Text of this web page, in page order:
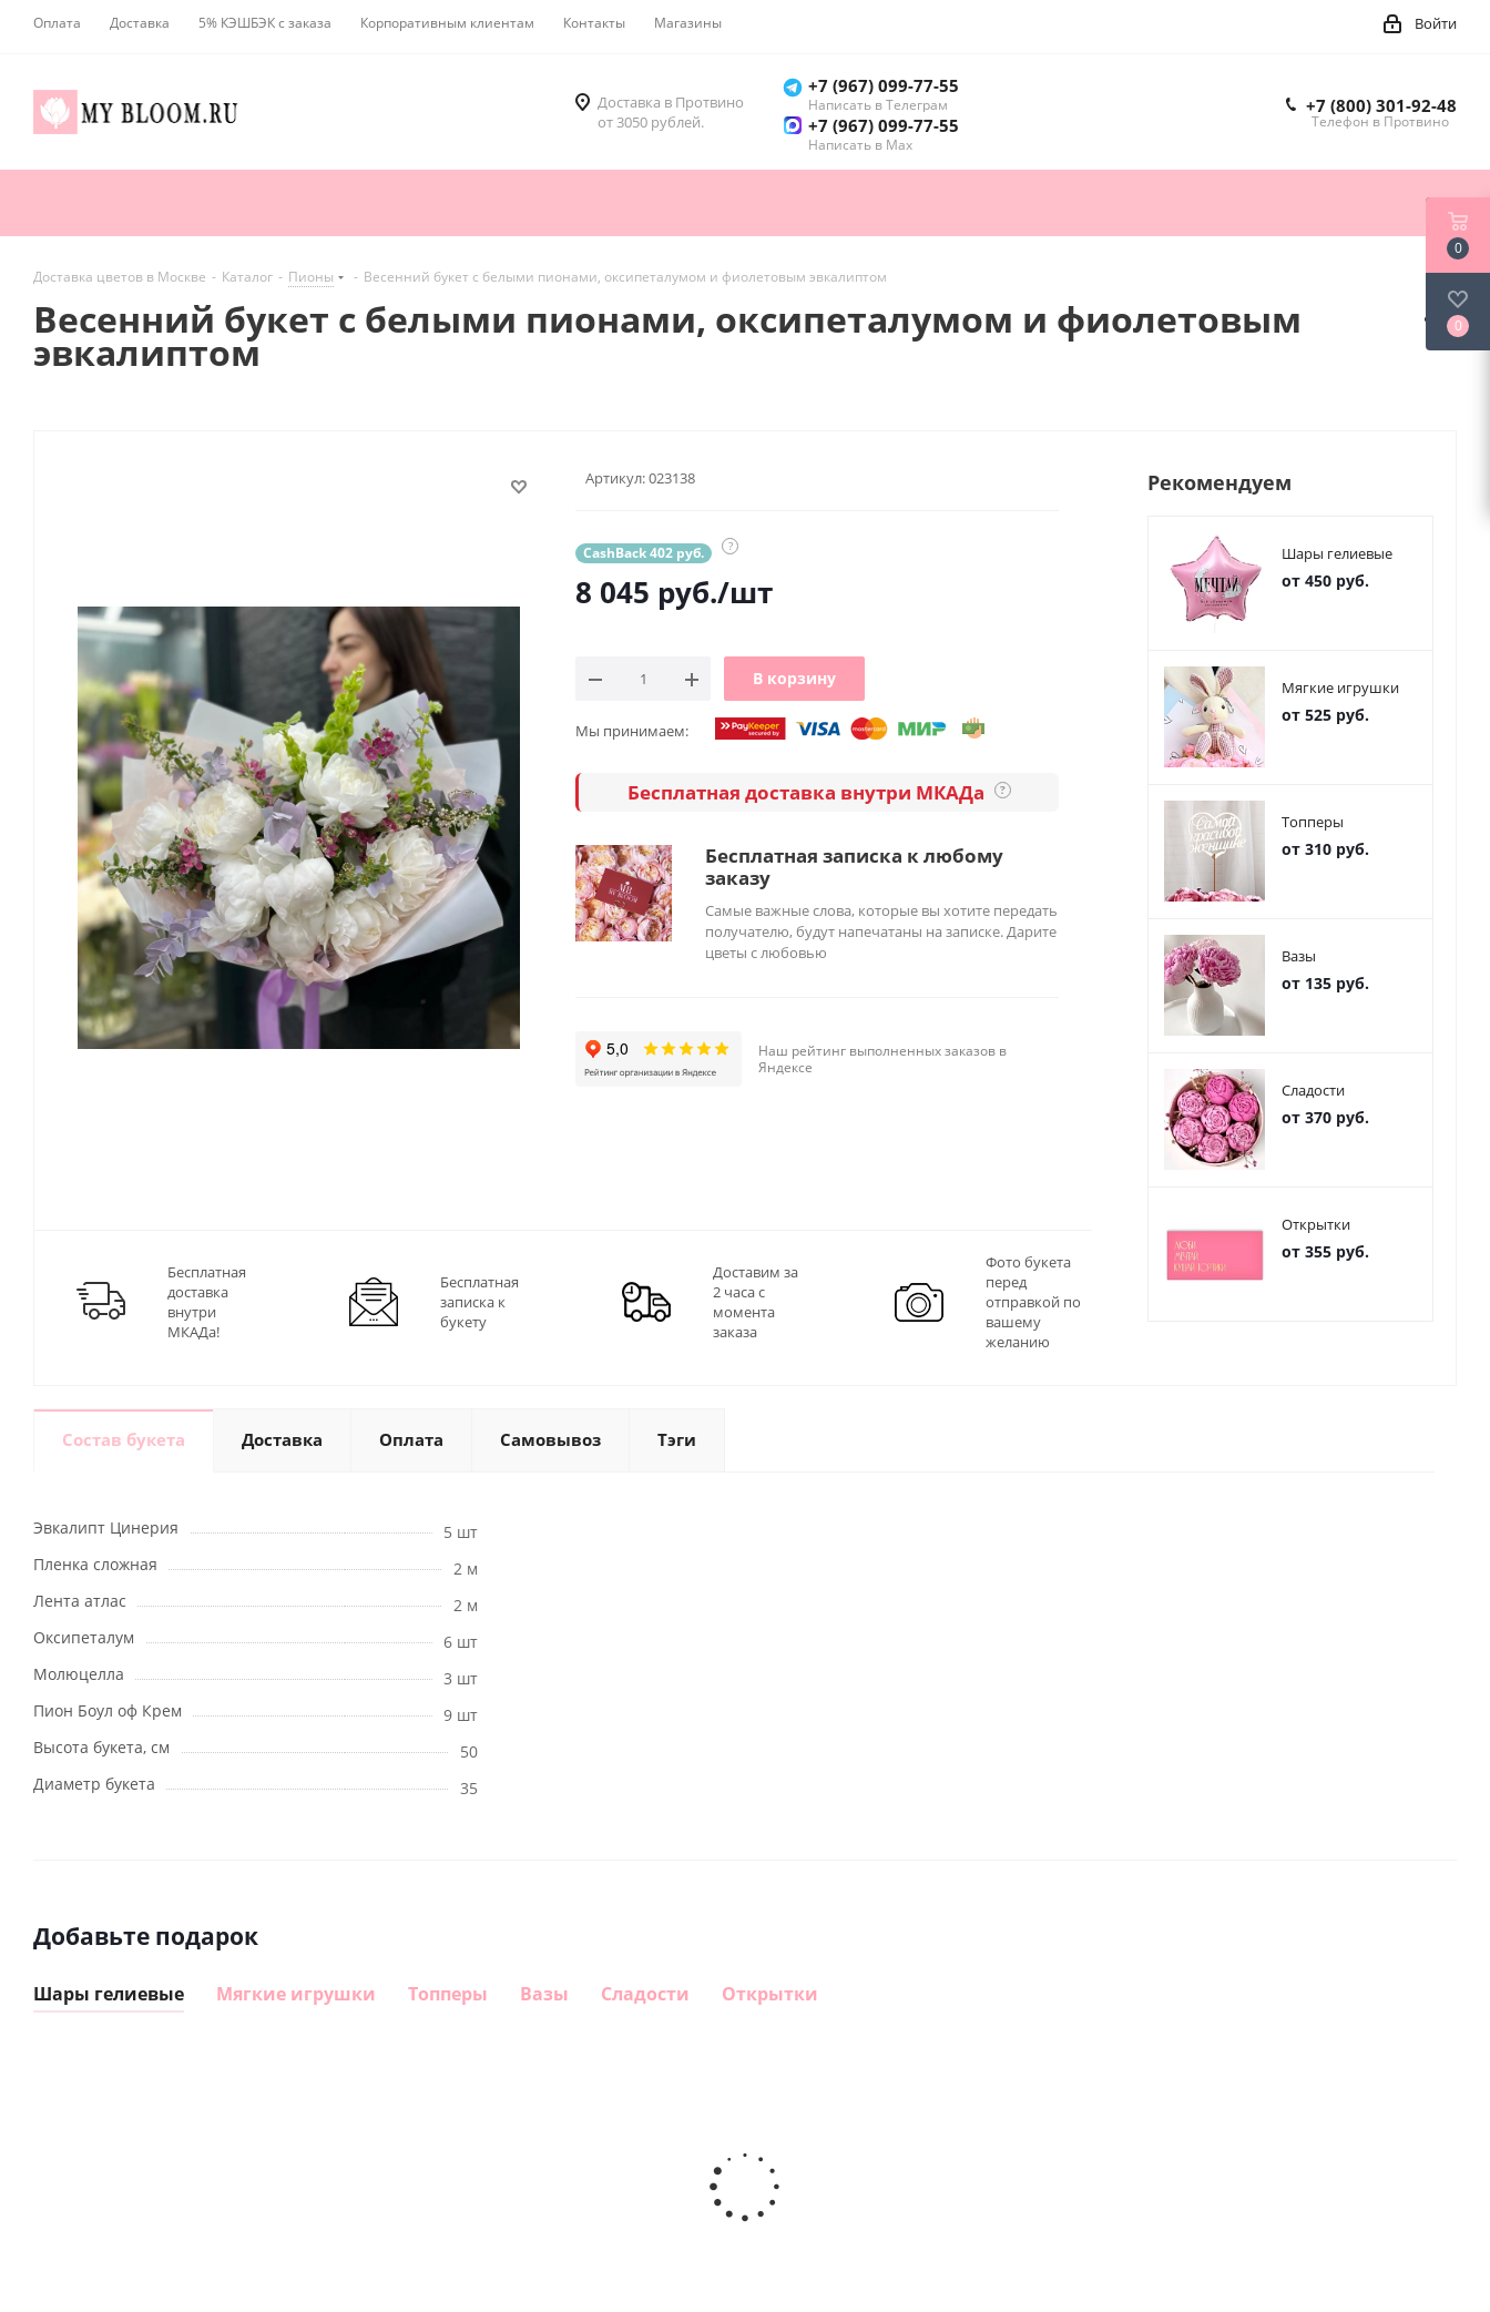
Оплата Доставка 5% КЭШБЭК с заказа Корпоративным клиентам Контакты Магазины Войти
Доставка в Протвино
от 3050 рублей.
+7 (967) 099-77-55
Написать в Телеграм
+7 (967) 099-77-55
Написать в Мах
+7 (800) 301-92-48
Телефон в Протвино
Доставка цветов в Москве - Каталог - Пионы - Весенний букет с белыми пионами, оксипеталумом и фиолетовым эвкалиптом
Весенний букет с белыми пионами, оксипеталумом и фиолетовым
эвкалиптом
Артикул:023138
CashBack 402 руб. ?
8 045 руб./шт
В корзину
Мы принимаем:
Бесплатная доставка внутри МКАДа ?
Бесплатная записка к любому
заказу
Самые важные слова, которые вы хотите передать
получателю, будут напечатаны на записке. Дарите
цветы с любовью
Наш рейтинг выполненных заказов в
Яндексе
Бесплатная
доставка
внутри
МКАДа!
Бесплатная
записка к
букету
Доставим за
2 часа с
момента
заказа
Фото букета
перед
отправкой по
вашему
желанию
Рекомендуем
Шары гелиевые
от 450 руб.
Мягкие игрушки
от 525 руб.
Топперы
от 310 руб.
Вазы
от 135 руб.
Сладости
от 370 руб.
Открытки
от 355 руб.
Состав букета Доставка Оплата Самовывоз Тэги
Эвкалипт Цинерия
5 шт
Пленка сложная
2 м
Лента атлас
2 м
Оксипеталум
6 шт
Молюцелла
3 шт
Пион Боул оф Крем
9 шт
Высота букета, см
50
Диаметр букета
35
Добавьте подарок
Шары гелиевые Мягкие игрушки Топперы Вазы Сладости Открытки
гелиевый
цифра 1
(40х102
0
0